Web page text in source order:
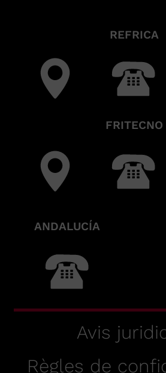
FRITECNO
Avis
Règles de
REFRICA
ANDALUCÍA